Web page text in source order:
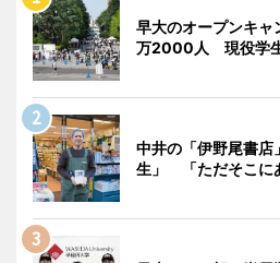
早大のオープンキャ
万2000人 現役学
中井の「伊野尾書店
生」 「ただそこに